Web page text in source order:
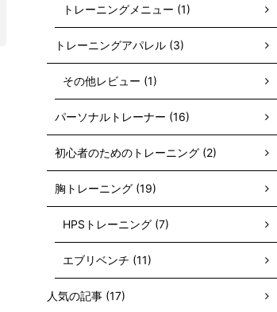
トレーニングメニュー (1)
トレーニングアパレル (3)
その他レビュー (1)
パーソナルトレーナー (16)
初心者のためのトレーニング (2)
胸トレーニング (19)
HPSトレーニング (7)
エブリベンチ (11)
人気の記事 (17)